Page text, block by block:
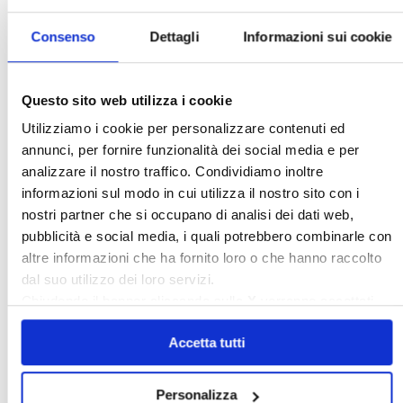
Consenso Dettagli Informazioni sui cookie
Questo sito web utilizza i cookie
Utilizziamo i cookie per personalizzare contenuti ed
annunci, per fornire funzionalità dei social media e per
analizzare il nostro traffico. Condividiamo inoltre
informazioni sul modo in cui utilizza il nostro sito con i
nostri partner che si occupano di analisi dei dati web,
pubblicità e social media, i quali potrebbero combinarle con
altre informazioni che ha fornito loro o che hanno raccolto
dal suo utilizzo dei loro servizi.
solo i cookie necessari.
Accetta tutti
Personalizza
Italia Oggi – Luglio 2026
〉 Rubriche